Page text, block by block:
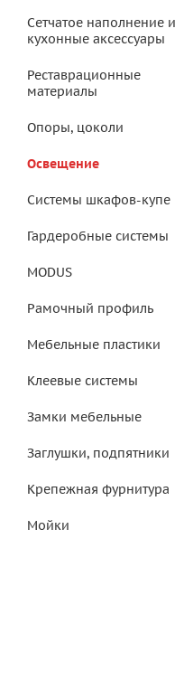
Сетчатое наполнение и
кухонные аксессуары
Реставрационные
материалы
Опоры, цоколи
Освещение
Системы шкафов-купе
Гардеробные системы
MODUS
Рамочный профиль
Мебельные пластики
Клеевые системы
Замки мебельные
Заглушки, подпятники
Крепежная фурнитура
Мойки